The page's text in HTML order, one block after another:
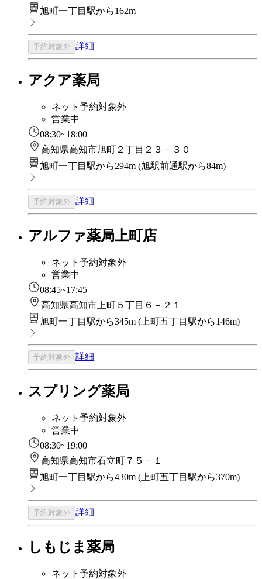
旭町一丁目駅から162m
予約対象外 詳細
アクア薬局
ネット予約対象外
営業中
08:30~18:00
高知県高知市旭町２丁目２３－３０
旭町一丁目駅から294m (旭駅前通駅から84m)
予約対象外 詳細
アルファ薬局上町店
ネット予約対象外
営業中
08:45~17:45
高知県高知市上町５丁目６－２１
旭町一丁目駅から345m ( 上町五丁目駅から146m)
予約対象外 詳細
スプリング薬局
ネット予約対象外
営業中
08:30~19:00
高知県高知市石立町７５－１
旭町一丁目駅から430m ( 上町五丁目駅から370m)
予約対象外 詳細
しもじま薬局
ネット予約対象外